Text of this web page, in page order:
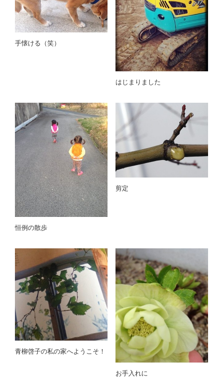
手懐ける（笑）
はじまりました
恒例の散歩
剪定
青柳啓子の私の家へようこそ！
お手入れに